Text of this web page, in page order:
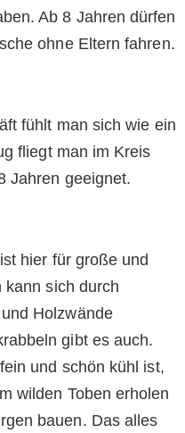
Ab 8 Jahren dürfen
ohne Eltern fahren.
fühlt man sich wie ein
fliegt man im Kreis
Jahren geeignet.
hier für große und
kann sich durch
Holzwände
gibt es auch.
und schön kühl ist,
wilden Toben erholen
bauen. Das alles